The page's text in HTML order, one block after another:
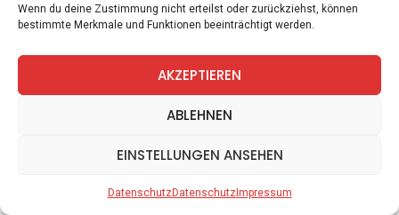
Wenn du deine Zustimmung nicht erteilst oder zurückziehst, können
bestimmte Merkmale und Funktionen beeinträchtigt werden.
AKZEPTIEREN
ABLEHNEN
EINSTELLUNGEN ANSEHEN
DatenschutzDatenschutzImpressum